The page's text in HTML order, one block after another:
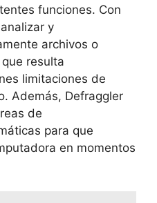
funciones.⁣ Con
y
​archivos o
resulta
limitaciones de
Además,​ Defraggler
de
‌para que
en momentos